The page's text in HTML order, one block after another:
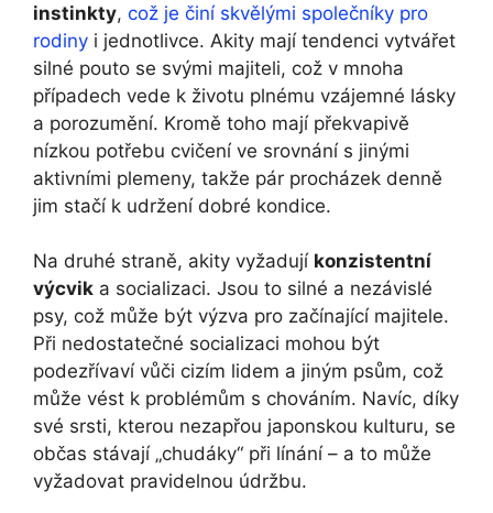
instinkty, což je činí skvělými společníky pro
rodiny i jednotlivce. Akity mají tendenci vytvářet
silné pouto se svými majiteli, což v mnoha
případech vede k životu plnému vzájemné lásky
a porozumění. Kromě toho mají překvapivě
nízkou potřebu cvičení ve srovnání s jinými
aktivními plemeny, takže pár procházek denně
jim stačí k udržení dobré kondice.
Na druhé straně, akity vyžadují konzistentní
výcvik a socializaci. Jsou to silné a nezávislé
psy, což může být výzva pro začínající majitele.
Při nedostatečné socializaci mohou být
podezřívaví vůči cizím lidem a jiným psům, což
může vést k problémům s chováním. Navíc, díky
své srsti, kterou nezapřou japonskou kulturu, se
občas stávají „chudáky“ při línání – a to může
vyžadovat pravidelnou údržbu.